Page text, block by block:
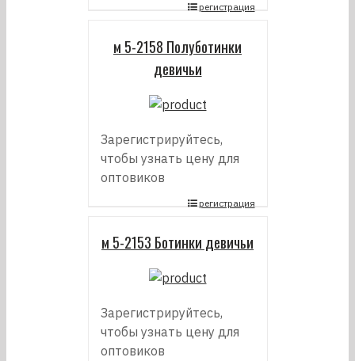
регистрация
м 5-2158 Полуботинки
девичьи
Зарегистрируйтесь,
чтобы узнать цену для
оптовиков
регистрация
м 5-2153 Ботинки девичьи
Зарегистрируйтесь,
чтобы узнать цену для
оптовиков